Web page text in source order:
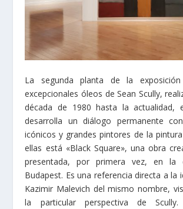
La segunda planta de la
excepcionales óleos de Sean Scully,
década de 1980 hasta la actualidad,
desarrolla un diálogo permanente
icónicos y grandes pintores de la
ellas está «Black Square», una obra
presentada, por primera vez, en la
Budapest. Es una referencia directa a la
Kazimir Malevich del mismo nombre,
la particular perspectiva de